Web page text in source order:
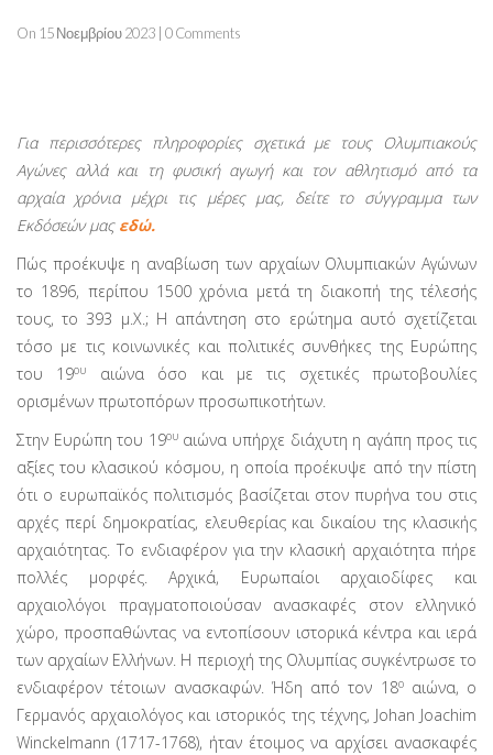
On 15 Νοεμβρίου 2023 | 0 Comments
Για περισσότερες πληροφορίες σχετικά με τους Ολυμπιακούς
Αγώνες αλλά και τη φυσική αγωγή και τον αθλητισμό από τα
αρχαία χρόνια μέχρι τις μέρες μας, δείτε το σύγγραμμα των
Εκδόσεών μας εδώ.
Πώς προέκυψε η αναβίωση των αρχαίων Ολυμπιακών Αγώνων
το 1896, περίπου 1500 χρόνια μετά τη διακοπή της τέλεσής
τους, το 393 μ.Χ.; Η απάντηση στο ερώτημα αυτό σχετίζεται
τόσο με τις κοινωνικές και πολιτικές συνθήκες της Ευρώπης
του 19ου
αιώνα όσο και με τις σχετικές πρωτοβουλίες
ορισμένων πρωτοπόρων προσωπικοτήτων.
Στην Ευρώπη του 19ουαιώνα υπήρχε διάχυτη η αγάπη προς τις
αξίες του κλασικού κόσμου, η οποία προέκυψε από την πίστη
ότι ο ευρωπαϊκός πολιτισμός βασίζεται στον πυρήνα του στις
αρχές περί δημοκρατίας, ελευθερίας και δικαίου της κλασικής
αρχαιότητας. Το ενδιαφέρον για την κλασική αρχαιότητα πήρε
πολλές μορφές. Αρχικά, Ευρωπαίοι αρχαιοδίφες και
αρχαιολόγοι πραγματοποιούσαν ανασκαφές στον ελληνικό
χώρο, προσπαθώντας να εντοπίσουν ιστορικά κέντρα και ιερά
των αρχαίων Ελλήνων. Η περιοχή της Ολυμπίας συγκέντρωσε το
ενδιαφέρον τέτοιων ανασκαφών. Ήδη από τον 18οαιώνα, ο
Γερμανός αρχαιολόγος και ιστορικός της τέχνης, Johan Joachim
Winckelmann (1717-1768), ήταν έτοιμος να αρχίσει ανασκαφές